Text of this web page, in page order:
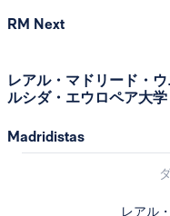
RM Next
レアル・マドリード・
ルシダ・エウロペア大学
Madridistas
レアル